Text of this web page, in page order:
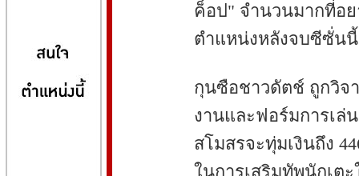
ค็อป" จำนวนมากที่อ
ตำแหน่งหลังจบซีซั่นนี้
กุนซือชาวดัตช์ ถูกวิจ
งานและฟอร์มการเล่
สโมสรจะทุ่มเงินถึง
ในการเสริมทัพนักเต